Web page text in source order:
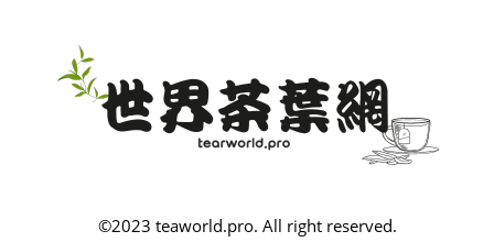
©2023 teaworld.pro. All right reserved.